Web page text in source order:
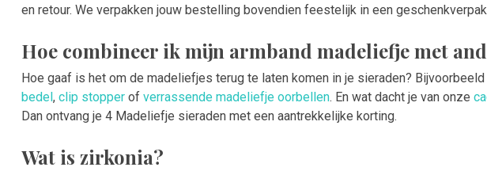
en retour. We verpakken jouw bestelling bovendien feestelijk in een
Hoe combineer ik mijn armband madeliefje met
Hoe gaaf is het om de madeliefjes terug te laten komen in je sieraden?
bedel , clip stopper of verrassende madeliefje oorbellen. En wat dacht je van onze
Dan ontvang je 4 Madeliefje sieraden met een aantrekkelijke korting.
Wat is zirkonia?